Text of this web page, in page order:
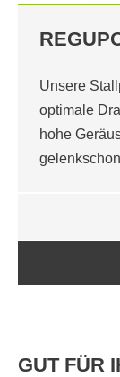
Unsere
optimale
hohe
GUT FÜR